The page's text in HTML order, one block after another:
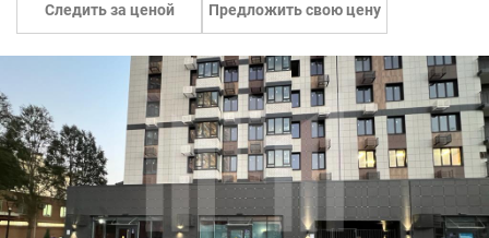
Следить за ценой Предложить свою цену